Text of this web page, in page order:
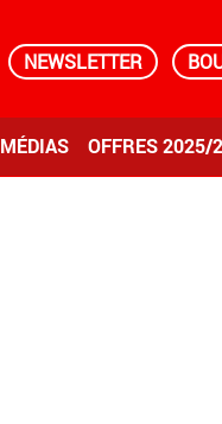
NEWSLETTER
MÉDIAS OFFRES 2025/